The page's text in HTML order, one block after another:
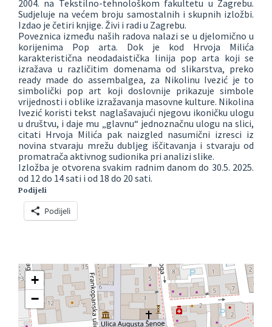
2004. na Tekstilno-tehnološkom fakultetu u Zagrebu.
Sudjeluje na većem broju samostalnih i skupnih izložbi.
Izdao je četiri knjige. Živi i radi u Zagrebu.
Poveznica između naših radova nalazi se u djelomično u
korijenima Pop arta. Dok je kod Hrvoja Milića
karakteristična neodadaistička linija pop arta koji se
izražava u različitim domenama od slikarstva, preko
ready made do assembalgea, za Nikolinu Ivezić je to
simbolički pop art koji doslovnije prikazuje simbole
vrijednosti i oblike izražavanja masovne kulture. Nikolina
Ivezić koristi tekst naglašavajući njegovu ikoničku ulogu
u društvu, i daje mu „glavnu“ jednoznačnu ulogu na slici,
citati Hrvoja Milića pak naizgled nasumični izresci iz
novina stvaraju mrežu dubljeg iščitavanja i stvaraju od
promatrača aktivnog sudionika pri analizi slike.
Izložba je otvorena svakim radnim danom do 30.5. 2025.
od 12 do 14 sati i od 18 do 20 sati.
Podijeli
Podijeli
+
−